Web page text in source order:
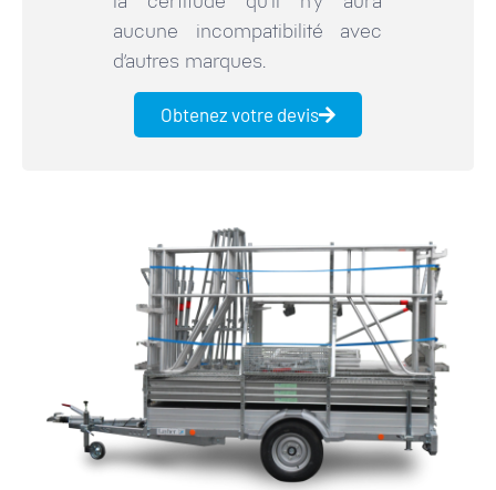
aucune incompatibilité avec
d’autres marques.
Obtenez votre devis